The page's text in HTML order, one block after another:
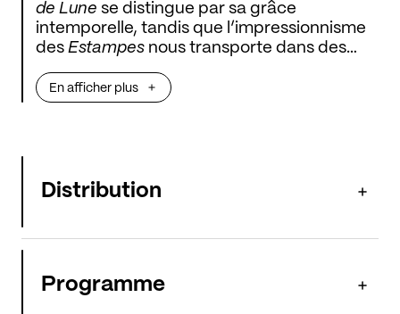
de Lune se distingue par sa grâce
intemporelle, tandis que l’impressionnisme
des Estampes nous transporte dans des
de Chopin révèle la profondeur de l’âme
humaine tandis que Liszt, par sa virtuosité
En afficher plus
Distribution
Programme